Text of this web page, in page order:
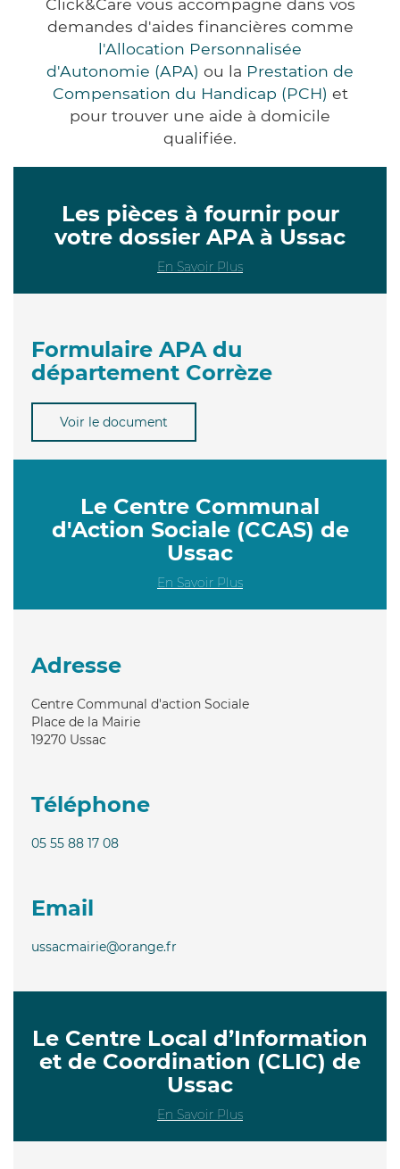
Click&Care vous accompagne dans vos
demandes d'aides financières comme
l'Allocation Personnalisée
d'Autonomie (APA) ou la Prestation de
Compensation du Handicap (PCH) et
pour trouver une aide à domicile
qualifiée.
Les pièces à fournir pour
votre dossier APA à Ussac
En Savoir Plus
Formulaire APA du
département Corrèze
Voir le document
Le Centre Communal
d'Action Sociale (CCAS) de
Ussac
En Savoir Plus
Adresse
Centre Communal d'action Sociale
Place de la Mairie
19270 Ussac
Téléphone
05 55 88 17 08
Email
ussacmairie@orange.fr
Le Centre Local d’Information
et de Coordination (CLIC) de
Ussac
En Savoir Plus